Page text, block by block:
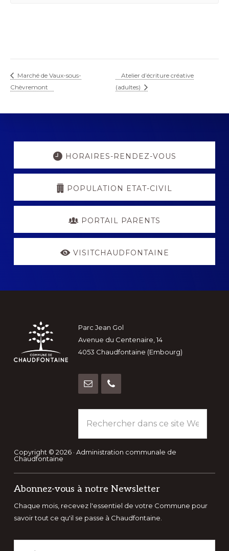
Marché de Vaux-sous-
Chèvremont
Atelier d’écriture créative
(adultes)
Explore
HORAIRES-RENDEZ-VOUS
POPULATION ETAT-CIVIL
PORTAIL PARENTS
VISITCHAUDFONTAINE
Footer
Parc Jean Gol
Avenue du Centenaire, 14
4053 Chaudfontaine (Embourg)
dans
ce
site
Copyright © 2026 · Administration communale de
Chaudfontaine
Abonnez-vous à notre Newsletter
Chaque mois, recevez l'essentiel de votre Commune pour
savoir tout ce qu'il se passe à Chaudfontaine.